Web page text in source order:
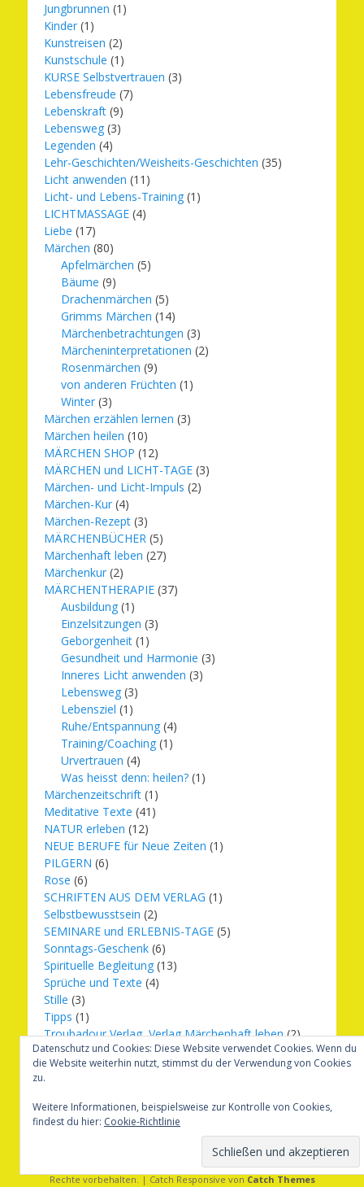
Jungbrunnen (1)
Kinder (1)
Kunstreisen (2)
Kunstschule (1)
KURSE Selbstvertrauen (3)
Lebensfreude (7)
Lebenskraft (9)
Lebensweg (3)
Legenden (4)
Lehr-Geschichten/Weisheits-Geschichten (35)
Licht anwenden (11)
Licht- und Lebens-Training (1)
LICHTMASSAGE (4)
Liebe (17)
Märchen (80)
Apfelmärchen (5)
Bäume (9)
Drachenmärchen (5)
Grimms Märchen (14)
Märchenbetrachtungen (3)
Märcheninterpretationen (2)
Rosenmärchen (9)
von anderen Früchten (1)
Winter (3)
Märchen erzählen lernen (3)
Märchen heilen (10)
MÄRCHEN SHOP (12)
MÄRCHEN und LICHT-TAGE (3)
Märchen- und Licht-Impuls (2)
Märchen-Kur (4)
Märchen-Rezept (3)
MÄRCHENBÜCHER (5)
Märchenhaft leben (27)
Märchenkur (2)
MÄRCHENTHERAPIE (37)
Ausbildung (1)
Einzelsitzungen (3)
Geborgenheit (1)
Gesundheit und Harmonie (3)
Inneres Licht anwenden (3)
Lebensweg (3)
Lebensziel (1)
Ruhe/Entspannung (4)
Training/Coaching (1)
Urvertrauen (4)
Was heisst denn: heilen? (1)
Märchenzeitschrift (1)
Meditative Texte (41)
NATUR erleben (12)
NEUE BERUFE für Neue Zeiten (1)
PILGERN (6)
Rose (6)
SCHRIFTEN AUS DEM VERLAG (1)
Selbstbewusstsein (2)
SEMINARE und ERLEBNIS-TAGE (5)
Sonntags-Geschenk (6)
Spirituelle Begleitung (13)
Sprüche und Texte (4)
Stille (3)
Tipps (1)
Troubadour Verlag, Verlag Märchenhaft leben(2)
Übungen (1)
Urbilder(20)
Verlag Märchenhaft leben
Weihnachten(16)
Datenschutz und Cookies: Diese Website verwendet Cookies. Wenn du
die Website weiterhin nutzt, stimmst du der Verwendung von Cookies
zu.
Weitere Informationen, beispielsweise zur Kontrolle von Cookies,
findest du hier: Cookie-Richtlinie
Märchenhaft und erfüllt leben. Alle
Rechte vorbehalten. | Catch Responsive von Catch Themes